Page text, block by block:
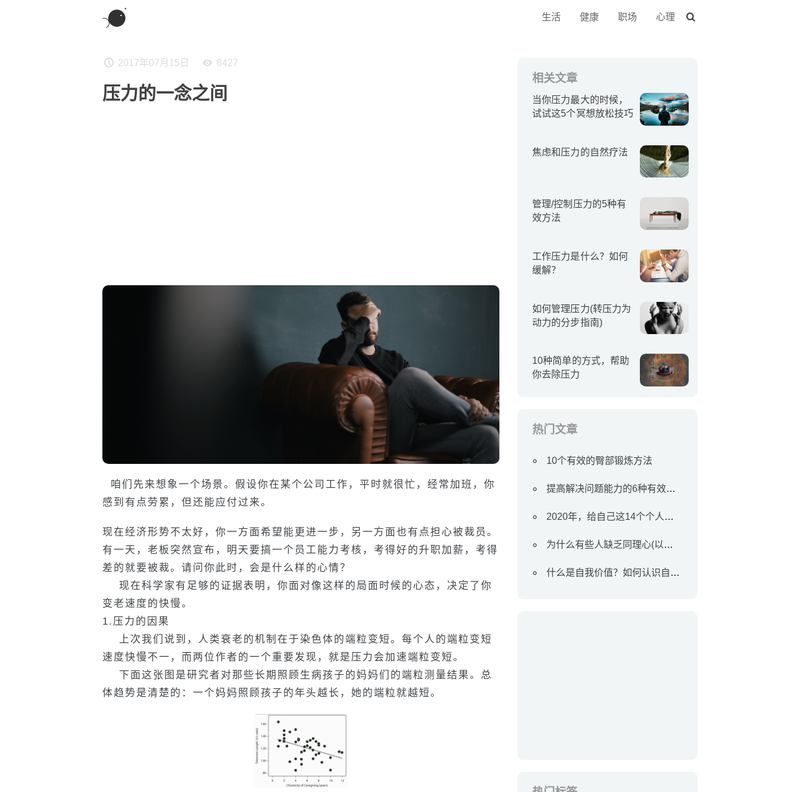
生活 健康 职场 心理
2017年07月15日 8427
压力的一念之间
咱们先来想象一个场景。假设你在某个公司工作，平时就很忙，经常加班，你
感到有点劳累，但还能应付过来。
现在经济形势不太好，你一方面希望能更进一步，另一方面也有点担心被裁员。
有一天，老板突然宣布，明天要搞一个员工能力考核，考得好的升职加薪，考得
差的就要被裁。请问你此时，会是什么样的心情？
现在科学家有足够的证据表明，你面对像这样的局面时候的心态，决定了你
变老速度的快慢。
1.压力的因果
上次我们说到，人类衰老的机制在于染色体的端粒变短。每个人的端粒变短
速度快慢不一，而两位作者的一个重要发现，就是压力会加速端粒变短。
下面这张图是研究者对那些长期照顾生病孩子的妈妈们的端粒测量结果。总
体趋势是清楚的：一个妈妈照顾孩子的年头越长，她的端粒就越短。
相关文章
当你压力最大的时候，
试试这5个冥想放松技巧
焦虑和压力的自然疗法
管理/控制压力的5种有
效方法
工作压力是什么？如何
缓解？
如何管理压力(转压力为
动力的分步指南)
10种简单的方式，帮助
你去除压力
热门文章
10个有效的臀部锻炼方法
提高解决问题能力的6种有效方法
2020年，给自己这14个个人目标
为什么有些人缺乏同理心(以及如何对待他们)
什么是自我价值？如何认识自我价值